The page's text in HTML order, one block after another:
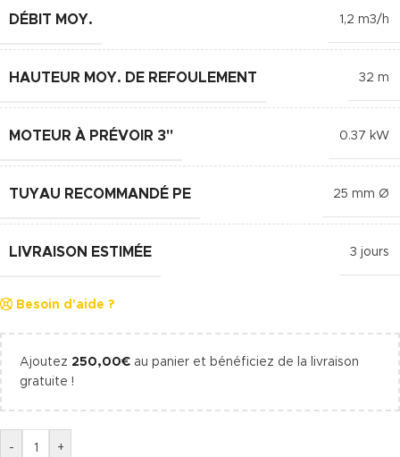
DÉBIT MOY. 1,2 m3/h
HAUTEUR MOY. DE REFOULEMENT 32 m
MOTEUR À PRÉVOIR 3" 0.37 kW
TUYAU RECOMMANDÉ PE 25 mm Ø
LIVRAISON ESTIMÉE 3 jours
Besoin d'aide ?
Ajoutez 250,00€ au panier et bénéficiez de la livraison
gratuite !
- +